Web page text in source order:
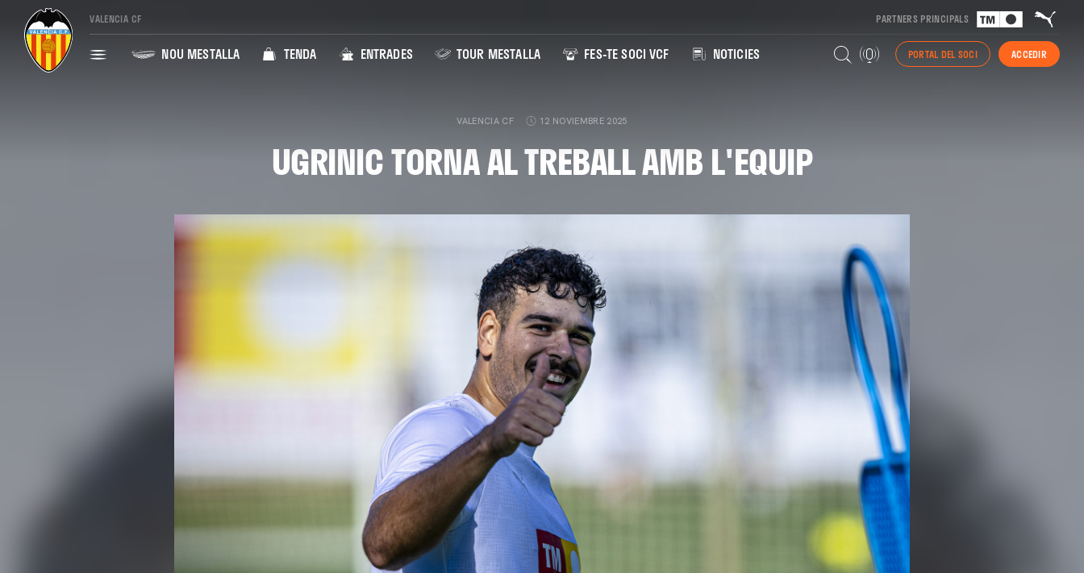
VALENCIA CF PARTNERS PRINCIPALS
NOU MESTALLA TENDA ENTRADES TOUR MESTALLA FES-TE SOCI VCF NOTICIES PORTAL DEL SOCI ACCEDIR
VALENCIA CF 12 NOVIEMBRE 2025
UGRINIC TORNA AL TREBALL AMB L'EQUIP